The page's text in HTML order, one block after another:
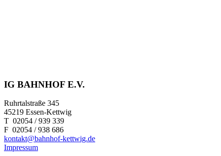
IG BAHNHOF E.V.
Ruhrtalstraße 345
45219 Essen-Kettwig
T 02054 / 939 339
F 02054 / 938 686
kontakt@bahnhof-kettwig.de
Impressum